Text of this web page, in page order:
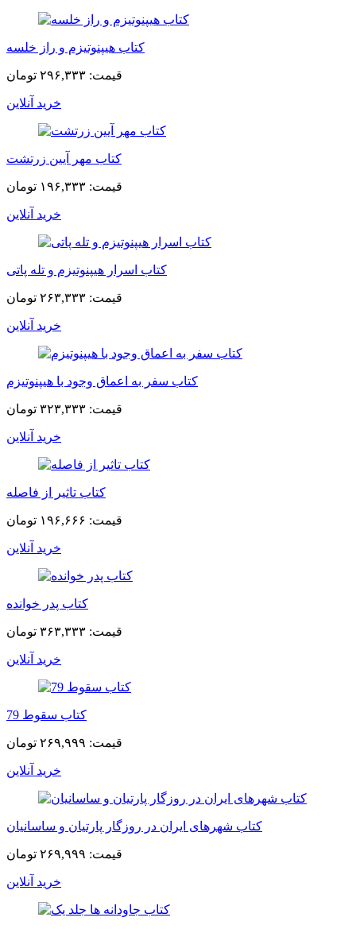
کتاب هیپنوتیزم و راز خلسه
قیمت: ۲۹۶,۳۳۳ تومان
خرید آنلاین
کتاب مهر آیین زرتشت
قیمت: ۱۹۶,۳۳۳ تومان
خرید آنلاین
کتاب اسرار هیپنوتیزم و تله پاتی
قیمت: ۲۶۳,۳۳۳ تومان
خرید آنلاین
کتاب سفر به اعماق وجود با هیپنوتیزم
قیمت: ۳۲۳,۳۳۳ تومان
خرید آنلاین
کتاب تاثیر از فاصله
قیمت: ۱۹۶,۶۶۶ تومان
خرید آنلاین
کتاب پدر خوانده
قیمت: ۳۶۳,۳۳۳ تومان
خرید آنلاین
کتاب سقوط 79
قیمت: ۲۶۹,۹۹۹ تومان
خرید آنلاین
کتاب شهرهای ایران در روزگار پارتیان و ساسانیان
قیمت: ۲۶۹,۹۹۹ تومان
خرید آنلاین